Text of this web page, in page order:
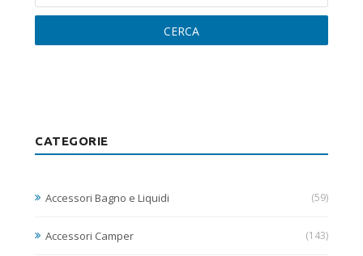
CERCA
CATEGORIE
Accessori Bagno e Liquidi (59)
Accessori Camper (143)